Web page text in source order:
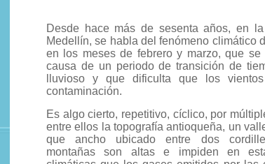
Desde hace más de sesenta años, en
Medellín, se habla del fenómeno climático
en los meses de febrero y marzo, que se
causa de un periodo de transición de
lluvioso y que dificulta que los
contaminación.
Es algo cierto, repetitivo, cíclico, por
entre ellos la topografía antioqueña, un
que ancho ubicado entre dos
montañas son altas e impiden en